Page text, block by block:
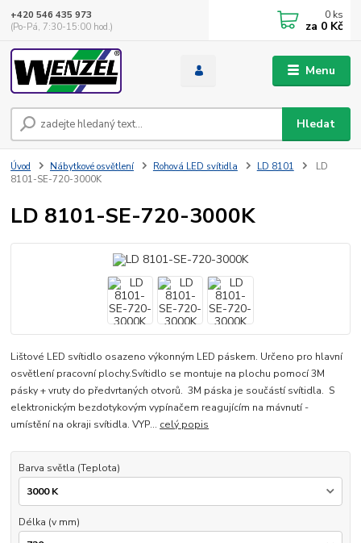
Menu
Hledat
+420 546 435 973
(Po-Pá, 7:30-15:00 hod.)
0 ks
za 0 Kč
Úvod Nábytkové osvětlení Rohová LED svítidla LD 8101
LD
8101-SE-720-3000K
LD 8101-SE-720-3000K
Lištové LED svítidlo osazeno výkonným LED páskem. Určeno pro hlavní
osvětlení pracovní plochy.Svítidlo se montuje na plochu pomocí 3M
pásky + vruty do předvrtaných otvorů. 3M páska je součástí svítidla. S
elektronickým bezdotykovým vypínačem reagujícím na mávnutí -
umístění na okraji svítidla. VYP... celý popis
Barva světla (Teplota)
Délka (v mm)